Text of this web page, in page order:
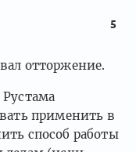
5
отторжение.
применить в
способ работы